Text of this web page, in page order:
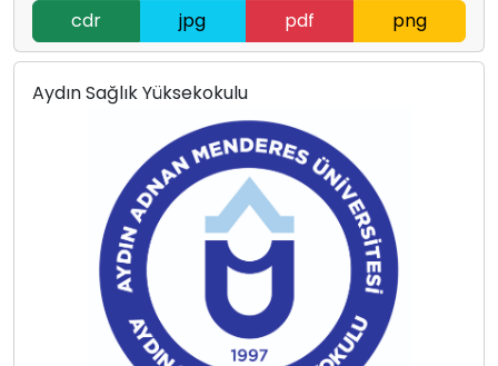
cdr jpg pdf png
Aydın Sağlık Yüksekokulu